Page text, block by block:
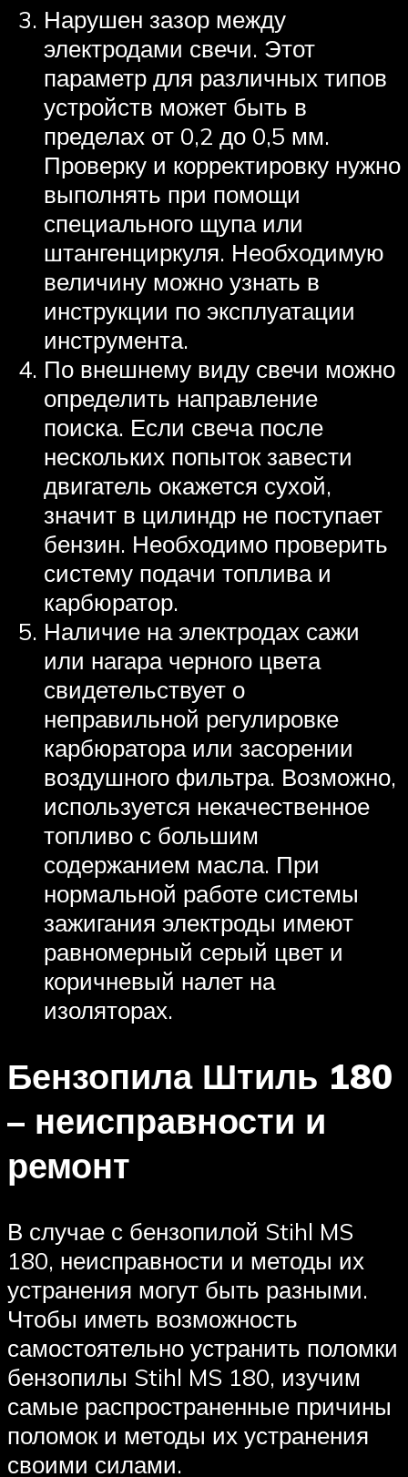
Нарушен зазор между
электродами свечи. Этот
параметр для различных типов
устройств может быть в
пределах от 0,2 до 0,5 мм.
Проверку и корректировку нужно
выполнять при помощи
специального щупа или
штангенциркуля. Необходимую
величину можно узнать в
инструкции по эксплуатации
инструмента.
По внешнему виду свечи можно
определить направление
поиска. Если свеча после
нескольких попыток завести
двигатель окажется сухой,
значит в цилиндр не поступает
бензин. Необходимо проверить
систему подачи топлива и
карбюратор.
Наличие на электродах сажи
или нагара черного цвета
свидетельствует о
неправильной регулировке
карбюратора или засорении
воздушного фильтра. Возможно,
используется некачественное
топливо с большим
содержанием масла. При
нормальной работе системы
зажигания электроды имеют
равномерный серый цвет и
коричневый налет на
изоляторах.
Бензопила Штиль 180
– неисправности и
ремонт
В случае с бензопилой Stihl MS
180, неисправности и методы их
устранения могут быть разными.
Чтобы иметь возможность
самостоятельно устранить поломки
бензопилы Stihl MS 180, изучим
самые распространенные причины
поломок и методы их устранения
своими силами.